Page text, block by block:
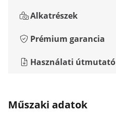
Alkatrészek
Prémium garancia
Használati útmutató
Műszaki adatok